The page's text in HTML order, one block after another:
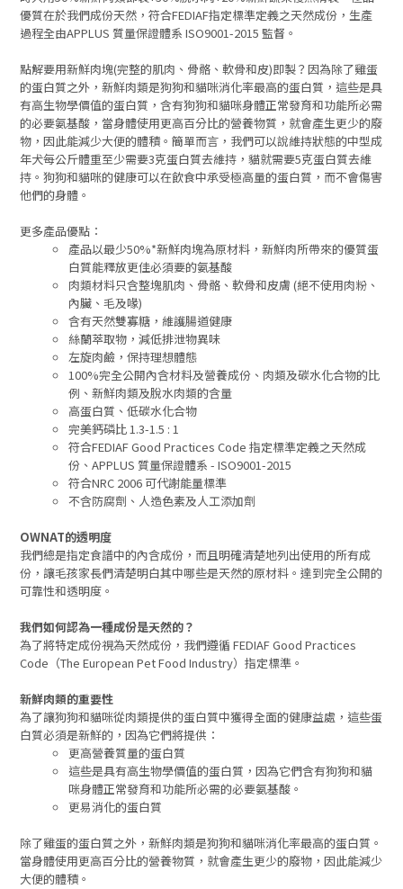
優質在於我們成份天然，符合FEDIAF指定標準定義之天然成份，生產
過程全由APPLUS 質量保證體系 ISO9001-2015 監督。
點解要用新鮮肉塊(完整的肌肉、骨骼、軟骨和皮)即製？因為除了雞蛋
的蛋白質之外，新鮮肉類是狗狗和貓咪消化率最高的蛋白質，這些是具
有高生物學價值的蛋白質，含有狗狗和貓咪身體正常發育和功能所必需
的必要氨基酸，當身體使用更高百分比的營養物質，就會產生更少的廢
物，因此能減少大便的體積。簡單而言，我們可以說維持狀態的中型成
年犬每公斤體重至少需要3克蛋白質去維持，貓就需要5克蛋白質去維
持。狗狗和貓咪的健康可以在飲食中承受極高量的蛋白質，而不會傷害
他們的身體。
更多產品優點：
產品以最少50%*新鮮肉塊為原材料，新鮮肉所帶來的優質蛋
白質能釋放更佳必須要的氨基酸
肉類材料只含整塊肌肉、骨骼、軟骨和皮膚 (絕不使用肉粉、
內臟、毛及喙)
含有天然雙寡糖，維護腸道健康
絲蘭萃取物，減低排泄物異味
左旋肉鹼，保持理想體態
100%完全公開內含材料及營養成份、肉類及碳水化合物的比
例、新鮮肉類及脫水肉類的含量
高蛋白質、低碳水化合物
完美鈣磷比 1.3-1.5 : 1
符合FEDIAF Good Practices Code 指定標準定義之天然成
份、APPLUS 質量保證體系 - ISO9001-2015
符合NRC 2006 可代謝能量標準
不含防腐劑、人造色素及人工添加劑
OWNAT的透明度
我們總是指定食譜中的內含成份，而且明確清楚地列出使用的所有成
份，讓毛孩家長們清楚明白其中哪些是天然的原材料。達到完全公開的
可靠性和透明度。
我們如何認為一種成份是天然的？
為了將特定成份視為天然成份，我們遵循 FEDIAF Good Practices
Code（The European Pet Food Industry）指定標準。
新鮮肉類的重要性
為了讓狗狗和貓咪從肉類提供的蛋白質中獲得全面的健康益處，這些蛋
白質必須是新鮮的，因為它們將提供：
更高營養質量的蛋白質
這些是具有高生物學價值的蛋白質，因為它們含有狗狗和貓
咪身體正常發育和功能所必需的必要氨基酸。
更易消化的蛋白質
除了雞蛋的蛋白質之外，新鮮肉類是狗狗和貓咪消化率最高的蛋白質。
當身體使用更高百分比的營養物質，就會產生更少的廢物，因此能減少
大便的體積。